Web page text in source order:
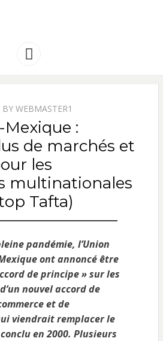
AMERIQUE
Menu
BY WEBMASTER1
:
de marchés et
les
multinationales
Tafta)
pandémie, l’Union
ont annoncé être
de principe » sur les
nouvel accord de
et de
viendrait remplacer le
en 2000. Plusieurs